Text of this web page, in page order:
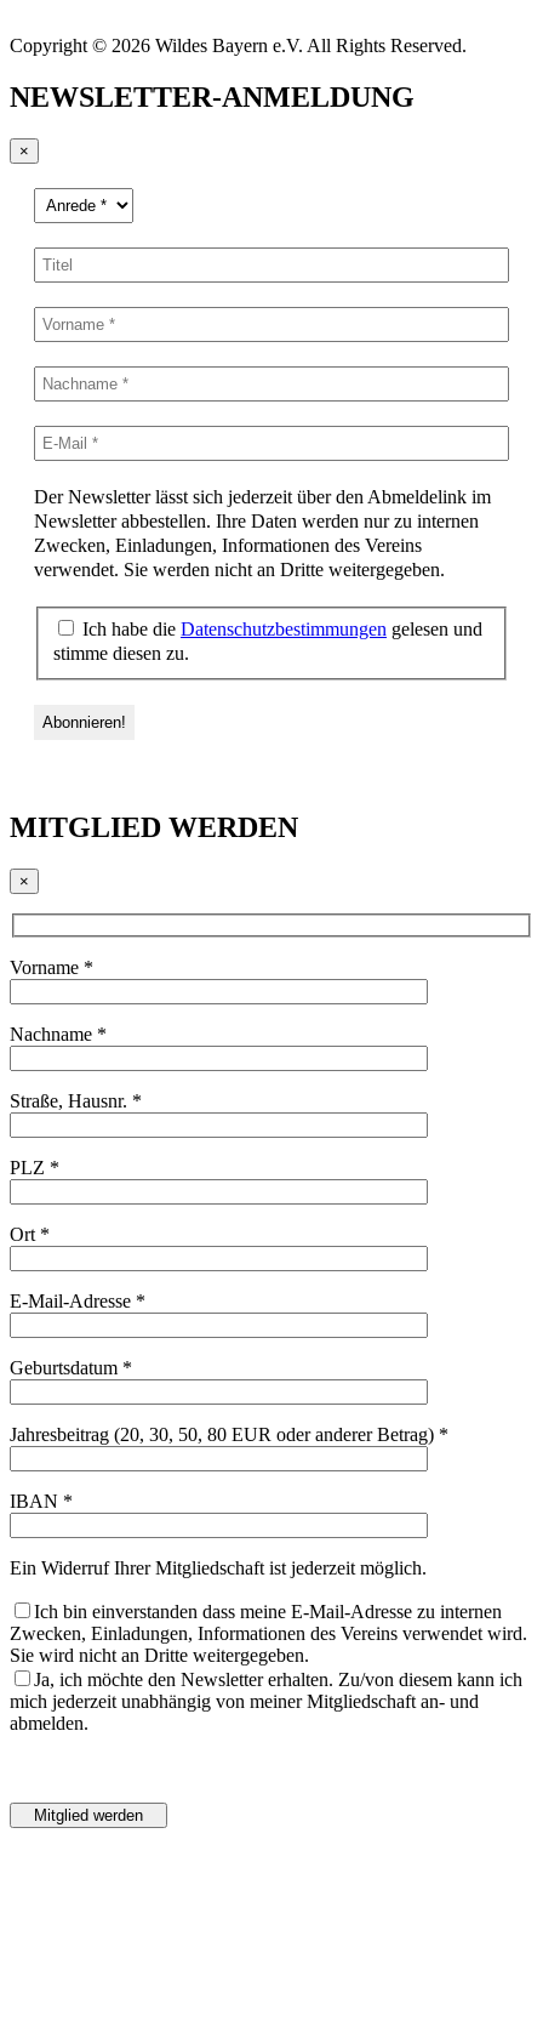
Copyright © 2026 Wildes Bayern e.V. All Rights Reserved.
NEWSLETTER-ANMELDUNG
×
Der Newsletter lässt sich jederzeit über den Abmeldelink im
Newsletter abbestellen. Ihre Daten werden nur zu internen
Zwecken, Einladungen, Informationen des Vereins
verwendet. Sie werden nicht an Dritte weitergegeben.
Ich habe die Datenschutzbestimmungen gelesen und
stimme diesen zu.
MITGLIED WERDEN
×
Vorname *
Nachname *
Straße, Hausnr. *
PLZ *
Ort *
E-Mail-Adresse *
Geburtsdatum *
Jahresbeitrag (20, 30, 50, 80 EUR oder anderer Betrag) *
IBAN *
Ein Widerruf Ihrer Mitgliedschaft ist jederzeit möglich.
Ich bin einverstanden dass meine E-Mail-Adresse zu internen
Zwecken, Einladungen, Informationen des Vereins verwendet wird.
Sie wird nicht an Dritte weitergegeben.
Ja, ich möchte den Newsletter erhalten. Zu/von diesem kann ich
mich jederzeit unabhängig von meiner Mitgliedschaft an- und
abmelden.
dieses
Feld
lasse
dieses